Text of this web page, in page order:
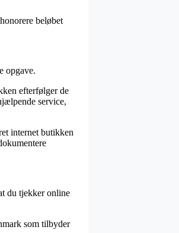
beløbet
opgave.
efterfølger de
service,
internet butikken
du tjekker online
som tilbyder